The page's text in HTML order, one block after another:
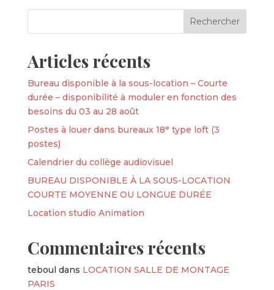
Articles récents
Bureau disponible à la sous-location – Courte
durée – disponibilité à moduler en fonction des
besoins du 03 au 28 août
Postes à louer dans bureaux 18ᵉ type loft (3
postes)
Calendrier du collège audiovisuel
BUREAU DISPONIBLE À LA SOUS-LOCATION
COURTE MOYENNE OU LONGUE DURÉE
Location studio Animation
Commentaires récents
teboul dans LOCATION SALLE DE MONTAGE
PARIS